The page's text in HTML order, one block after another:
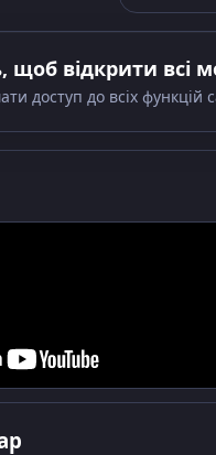
щоб відкрити всі
доступ до всіх функцій